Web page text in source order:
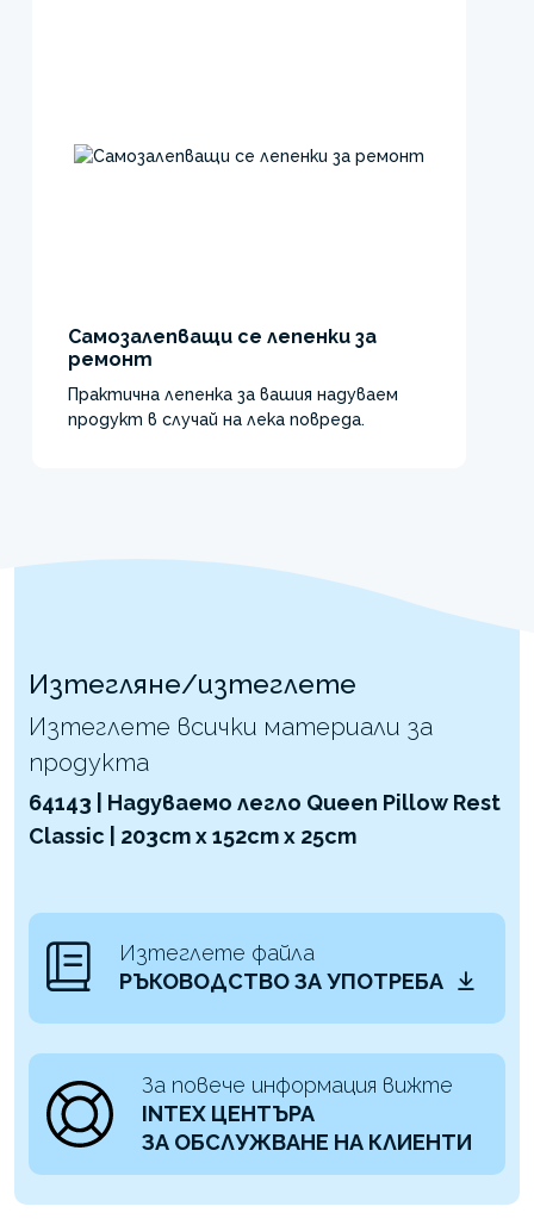
Самозалепващи се лепенки за
ремонт
Практична лепенка за вашия надуваем
продукт в случай на лека повреда.
Изтегляне/изтеглете
Изтеглете всички материали за
продукта
64143 | Надуваемо легло Queen Pillow Rest
Classic | 203cm x 152cm x 25cm
Изтеглете файла
РЪКОВОДСТВО ЗА УПОТРЕБА
За повече информация вижте
INTEX ЦЕНТЪРА
ЗА ОБСЛУЖВАНЕ НА КЛИЕНТИ